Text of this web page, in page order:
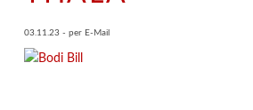
03.11.23 - per E-Mail